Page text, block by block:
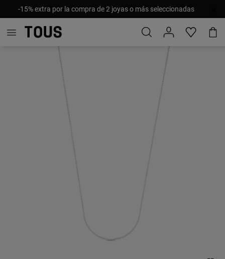
-15% extra por la compra de 2 joyas o más seleccionadas